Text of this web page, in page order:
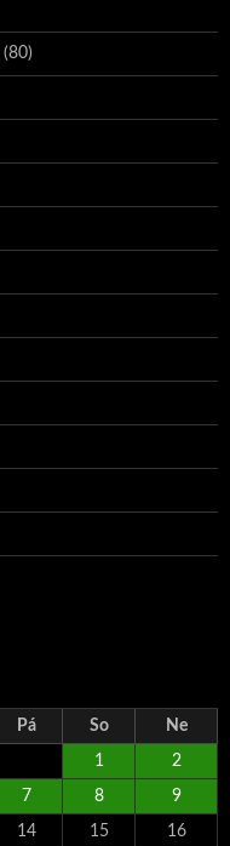
(80)
Pá So Ne
1 2
7 8 9
14 15 16